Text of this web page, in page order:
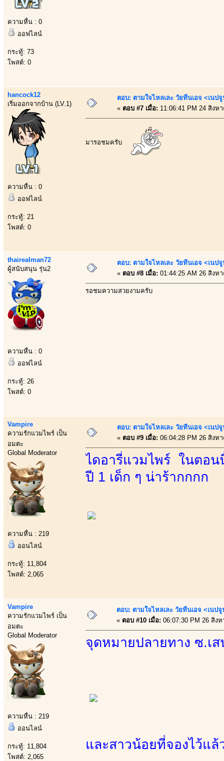
ความหื่น : 0
ออฟไลน์
กระทู้: 73
โพสต์: 0
hancock12
เริ่มออกจากบ้าน (LV.1)
ความหื่น : 0
ออฟไลน์
กระทู้: 21
โพสต์: 0
ตอบ: ตามใจไหลเละ วัยทีนเอจ <เนป
« ตอบ #7 เมื่อ: 11:06:41 PM 24 สิงห
มารอชมครับ
thairealman72
ผู้สนับสนุน รุ่น2
ความหื่น : 0
ออฟไลน์
กระทู้: 26
โพสต์: 0
ตอบ: ตามใจไหลเละ วัยทีนเอจ <เนป
« ตอบ #8 เมื่อ: 01:44:25 AM 26 สิงห
รอชมความสวยงามครับ
Vampire
ความรักแวมไพร์ เป็น
อมตะ
Global Moderator
ความหื่น : 219
ออนไลน์
กระทู้: 11,804
โพสต์: 2,065
ตอบ: ตามใจไหลเละ วัยทีนเอจ <เนป
« ตอบ #9 เมื่อ: 06:04:28 PM 26 สิงห
ไดอารี่แวมไพร์ ในตอ
ปี 1 เด็ก ๆ น่าร้ากกกก
Vampire
ความรักแวมไพร์ เป็น
อมตะ
Global Moderator
ความหื่น : 219
ออนไลน์
กระทู้: 11,804
โพสต์: 2,065
ตอบ: ตามใจไหลเละ วัยทีนเอจ <เนป
« ตอบ #10 เมื่อ: 06:07:30 PM 26 สิง
จุดหมายปลายทาง ซ.เ
และสาวน้อยที่จองไว้แ